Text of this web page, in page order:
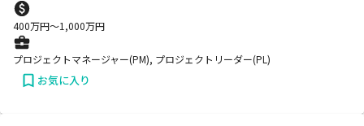
400万円〜1,000万円
プロジェクトマネージャー(PM), プロジェクトリーダー(PL)
お気に入り